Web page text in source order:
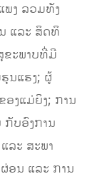
ພງ ລວມທັງ
ແລະ ສິດທິ
ຂະພາບທີ່ມີ
ນແຮງ; ຜູ້
ງແມ່ຍິງ; ການ
ບອົງການ
ລະ ສະພາ
ອນ ແລະ ການ